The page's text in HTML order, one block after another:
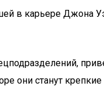
в карьере Джона
они станут